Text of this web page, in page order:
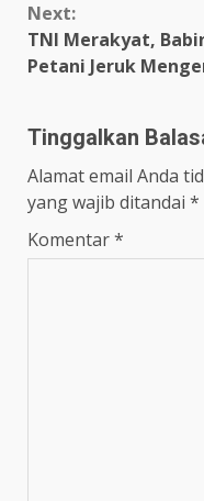
Next:
TNI Merakyat,
Petani Jeruk
Tinggalkan
Alamat email Anda
yang wajib ditandai *
Komentar*